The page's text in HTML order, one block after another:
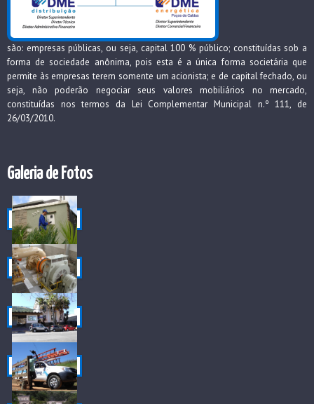
são: empresas públicas, ou seja, capital 100 % público; constituídas sob a
forma de sociedade anônima, pois esta é a única forma societária que
permite às empresas terem somente um acionista; e de capital fechado, ou
seja, não poderão negociar seus valores mobiliários no mercado,
constituídas nos termos da Lei Complementar Municipal n.º 111, de
26/03/2010.
Galeria de Fotos